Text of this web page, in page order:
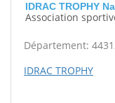
IDRAC TROPHY
Association
Département:
IDRAC TROPHY